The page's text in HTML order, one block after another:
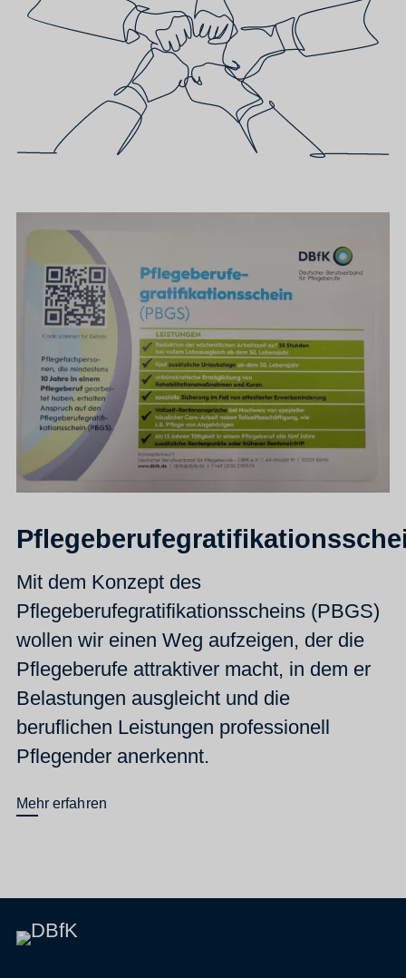
Mit dem Konzept des
Pflegeberufegratifikationsscheins (PBGS)
wollen wir einen Weg aufzeigen, der die
Pflegeberufe attraktiver macht, in dem er
Belastungen ausgleicht und die
beruflichen Leistungen professionell
Pflegender anerkennt.
Mehr erfahren